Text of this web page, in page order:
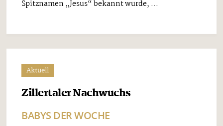
Spitznamen „Jesus“ bekannt wurde, ...
Aktuell
Zillertaler Nachwuchs
BABYS DER WOCHE